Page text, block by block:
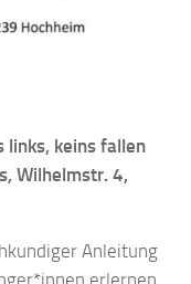
links, keins fallen
Wilhelmstr. 4,
Anleitung